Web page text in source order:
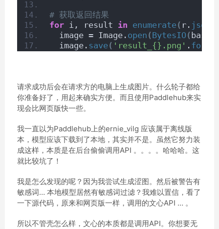
# 获取返回结果
for i, result in enumerate( r. json
  image = Image.
open (BytesIO(
  image.
save( 'result_{}.png' .
请求成功后会在请求方的电脑上生成图片。什么轮子都给
你准备好了，用起来确实方便。而且使用Paddlehub来实
现会比网页版快一些。
我一直以为Paddlehub上的ernie_vilg 应该属于离线版
本，模型应该下载到了本地，其实并不是。虽然它努力装
成这样，本质是在后台偷偷调用API 。。。。哈哈哈。这
就比较坑了！
我是怎么发现的呢？因为我尝试生成涩图。然后被警告有
敏感词… 本地模型居然有敏感词过滤？我难以置信，看了
一下源代码，原来和网页版一样，调用的文心API … 。
所以不管壳怎么样，文心的本质都是调用API。你想要无